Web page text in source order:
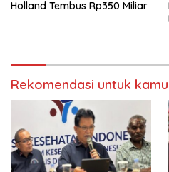
Holland Tembus Rp350 Miliar
Rekomendasi untuk kamu